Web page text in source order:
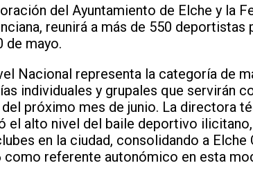
del Ayuntamiento de Elche y la
reunirá a más de 550 deportistas
de mayo.
Nacional representa la categoría de
individuales y grupales que servirán
próximo mes de junio. La directora
el alto nivel del baile deportivo
en la ciudad, consolidando a Elche
referente autonómico en esta